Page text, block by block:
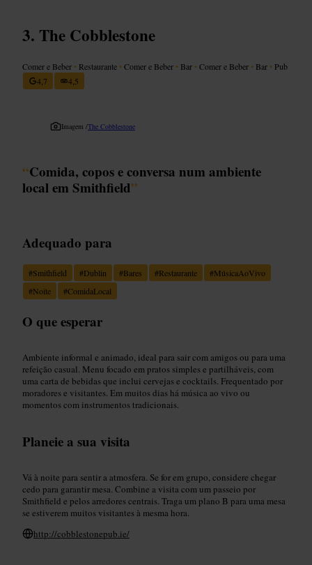
The Cobblestone
Comer e Beber • Restaurante •Comer e Beber • Bar •Comer e Beber • Bar • Pub
4,7
4,5
Imagem /The Cobblestone
“Comida, copos e conversa num ambiente
local em Smithfield”
Adequado para
#Smithfield #Dublin #Bares #Restaurante #MúsicaAoVivo
#Noite #ComidaLocal
O que esperar
Ambiente informal e animado, ideal para sair com amigos ou para uma
refeição casual. Menu focado em pratos simples e partilháveis, com
uma carta de bebidas que inclui cervejas e cocktails. Frequentado por
moradores e visitantes. Em muitos dias há música ao vivo ou
momentos com instrumentos tradicionais.
Planeie a sua visita
Vá à noite para sentir a atmosfera. Se for em grupo, considere chegar
cedo para garantir mesa. Combine a visita com um passeio por
Smithfield e pelos arredores centrais. Traga um plano B para uma mesa
se estiverem muitos visitantes à mesma hora.
http://cobblestonepub.ie/